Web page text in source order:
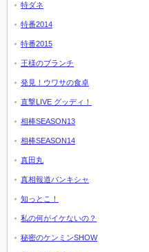
特ダネ
特番2014
特番2015
王様のブランチ
発見！ウワサの食卓
直撃LIVE グッディ！
相棒SEASON13
相棒SEASON14
真田丸
真相報道バンキシャ
知っとこ！
私の何がイケないの？
秘密のケンミンSHOW